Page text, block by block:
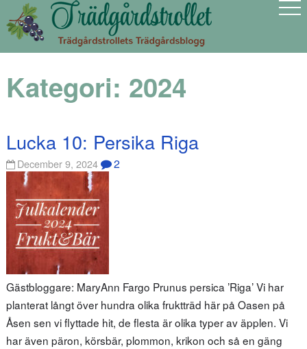
Kategori: 2024
Lucka 10: Persika Riga
December 9, 2024 2
Gästbloggare: MaryAnn Fargo Prunus persica ’Riga’ Vi har
planterat långt över hundra olika fruktträd här på Oasen på
Åsen sen vi flyttade hit, de flesta är olika typer av äpplen. Vi
har även päron, körsbär, plommon, krikon och så en gäng